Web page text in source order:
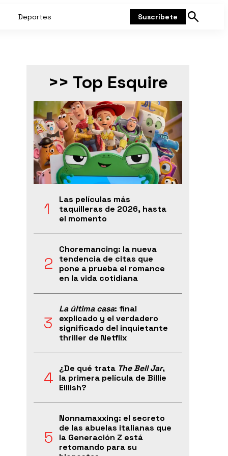
Deportes Suscríbete
Mostrar
>> Top Esquire
Las películas más
taquilleras de 2026, hasta
el momento
Choremancing: la nueva
tendencia de citas que
pone a prueba el romance
en la vida cotidiana
La última casa: final
explicado y el verdadero
significado del inquietante
thriller de Netflix
¿De qué trata The Bell Jar,
la primera película de Billie
Eillish?
Nonnamaxxing: el secreto
de las abuelas italianas que
la Generación Z está
retomando para su